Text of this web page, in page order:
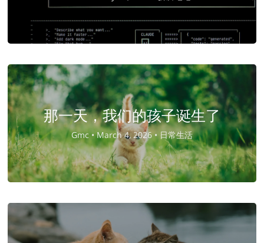
那一天，我们的孩子诞生了
Gmc •March 4, 2026 •日常生活